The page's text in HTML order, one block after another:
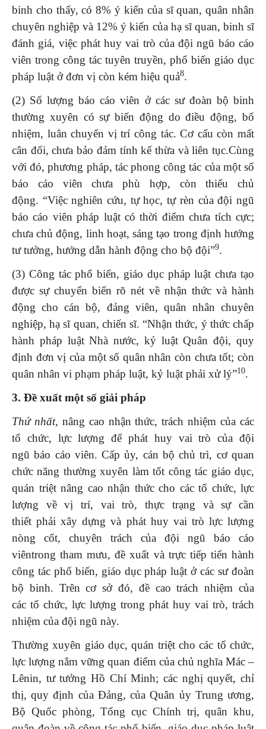
binh cho thấy, có 8% ý kiến của sĩ quan, quân nhân
chuyên nghiệp và 12% ý kiến của hạ sĩ quan, binh sĩ
đánh giá, việc phát huy vai trò của đội ngũ báo cáo
viên trong công tác tuyên truyền, phổ biến giáo dục
pháp luật ở đơn vị còn kém hiệu quả8.
(2) Số lượng báo cáo viên ở các sư đoàn bộ binh
thường xuyên có sự biến động do điều động, bổ
nhiệm, luân chuyển vị trí công tác. Cơ cấu còn mất
cân đối, chưa bảo đảm tính kế thừa và liên tục.Cùng
với đó, phương pháp, tác phong công tác của một số
báo cáo viên chưa phù hợp, còn thiếu chủ
động. “Việc nghiên cứu, tự học, tự rèn của đội ngũ
báo cáo viên pháp luật có thời điểm chưa tích cực;
chưa chủ động, linh hoạt, sáng tạo trong định hướng
tư tưởng, hướng dẫn hành động cho bộ đội”9.
(3) Công tác phổ biến, giáo dục pháp luật chưa tạo
được sự chuyển biến rõ nét về nhận thức và hành
động cho cán bộ, đảng viên, quân nhân chuyên
nghiệp, hạ sĩ quan, chiến sĩ. “Nhận thức, ý thức chấp
hành pháp luật Nhà nước, kỷ luật Quân đội, quy
định đơn vị của một số quân nhân còn chưa tốt; còn
quân nhân vi phạm pháp luật, kỷ luật phải xử lý”10.
3. Đề xuất một số giải pháp
Thứ nhất, nâng cao nhận thức, trách nhiệm của các
tổ chức, lực lượng để phát huy vai trò của đội
ngũ báo cáo viên. Cấp ủy, cán bộ chủ trì, cơ quan
chức năng thường xuyên làm tốt công tác giáo dục,
quán triệt nâng cao nhận thức cho các tổ chức, lực
lượng về vị trí, vai trò, thực trạng và sự cần
thiết phải xây dựng và phát huy vai trò lực lượng
nòng cốt, chuyên trách của đội ngũ báo cáo
viêntrong tham mưu, đề xuất và trực tiếp tiến hành
công tác phổ biến, giáo dục pháp luật ở các sư đoàn
bộ binh. Trên cơ sở đó, đề cao trách nhiệm của
các tổ chức, lực lượng trong phát huy vai trò, trách
nhiệm của đội ngũ này.
Thường xuyên giáo dục, quán triệt cho các tổ chức,
lực lượng nắm vững quan điểm của chủ nghĩa Mác –
Lênin, tư tưởng Hồ Chí Minh; các nghị quyết, chỉ
thị, quy định của Đảng, của Quân ủy Trung ương,
Bộ Quốc phòng, Tổng cục Chính trị, quân khu,